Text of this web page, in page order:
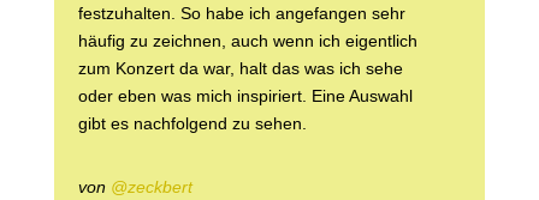
festzuhalten. So habe ich angefangen sehr
häufig zu zeichnen, auch wenn ich eigentlich
zum Konzert da war, halt das was ich sehe
oder eben was mich inspiriert. Eine Auswahl
gibt es nachfolgend zu sehen.
von @zeckbert